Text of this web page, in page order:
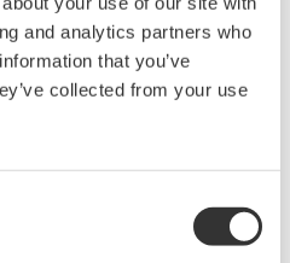
and analytics partners who
that you’ve
collected from your use
式，並且可以同時監測8
件和8個報警。同時，標配